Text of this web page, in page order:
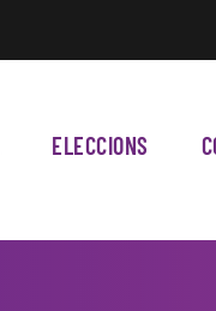
ELECCIONS